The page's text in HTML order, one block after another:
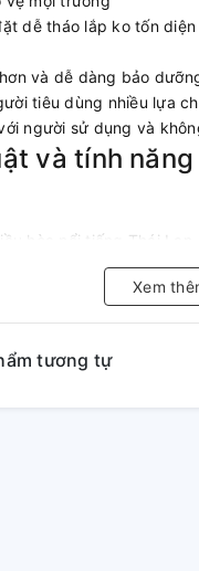
dễ tháo lắp ko tốn
và dễ dàng bảo
tiêu dùng nhiều lựa
người sử dụng và
và tính năng
hòa nổi tiếng Thái
soát rất chặt chẽ từng
sản phẩm điều
Casper 1 Chiều
hòa âm trần. Hoạt
khách, phòng họp,
Xem
tương tự